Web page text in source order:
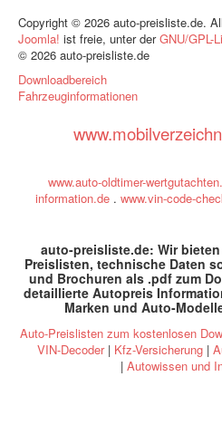
Copyright © 2026 auto-preisliste.de.
Joomla! ist freie, unter derGNU/GPL-
© 2026 auto-preisliste.de
Downloadbereich
Fahrzeuginformationen
www.auto-oldtimer-
information.de. www.vin-code-
auto-preisliste.de: Wir
Preislisten, technische Daten
und Brochuren als .pdf zum
detaillierte Autopreis
Marken und Auto-
Auto-Preislisten zum kostenlosen
VIN-Decoder| Kfz-Versicherung |
| Autowissen und